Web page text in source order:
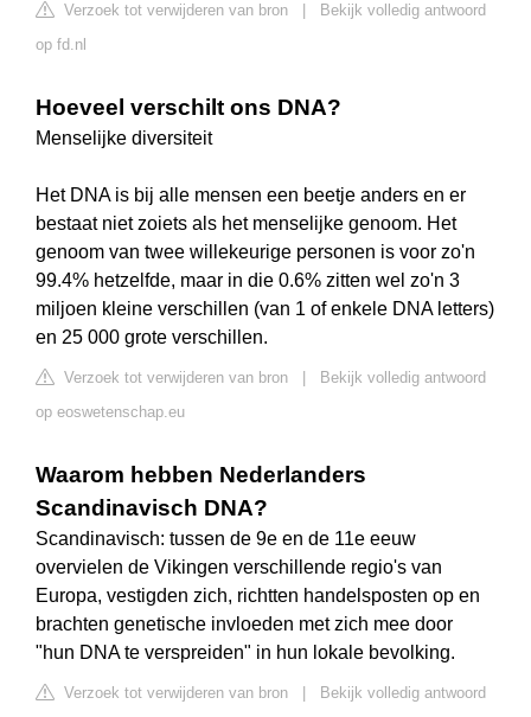
Verzoek tot verwijderen van bron
Bekijk volledig antwoord
op fd.nl
Hoeveel verschilt ons DNA?
Menselijke diversiteit
Het DNA is bij alle mensen een beetje anders en er
bestaat niet zoiets als het menselijke genoom. Het
genoom van twee willekeurige personen is voor zo'n
99.4% hetzelfde, maar in die 0.6% zitten wel zo'n 3
miljoen kleine verschillen (van 1 of enkele DNA letters)
en 25 000 grote verschillen.
Verzoek tot verwijderen van bron
Bekijk volledig antwoord
op eoswetenschap.eu
Waarom hebben Nederlanders
Scandinavisch DNA?
Scandinavisch: tussen de 9e en de 11e eeuw
overvielen de Vikingen verschillende regio's van
Europa, vestigden zich, richtten handelsposten op en
brachten genetische invloeden met zich mee door
"hun DNA te verspreiden" in hun lokale bevolking.
Verzoek tot verwijderen van bron
Bekijk volledig antwoord